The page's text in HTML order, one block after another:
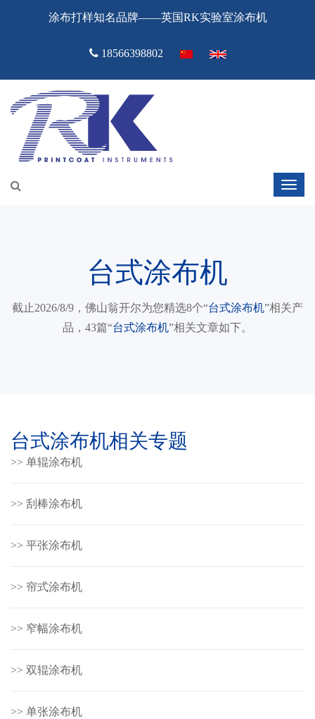
涂布打样知名品牌——英国RK实验室涂布机
18566398802
台式涂布机
截止2026/8/9，佛山翁开尔为您精选8个“台式涂布机”相关产
品，43篇“台式涂布机”相关文章如下。
台式涂布机相关专题
>> 单辊涂布机
>> 刮棒涂布机
>> 平张涂布机
>> 帘式涂布机
>> 窄幅涂布机
>> 双辊涂布机
>> 单张涂布机